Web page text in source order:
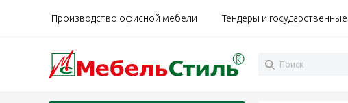
Производство офисной мебели Тендеры и государственные